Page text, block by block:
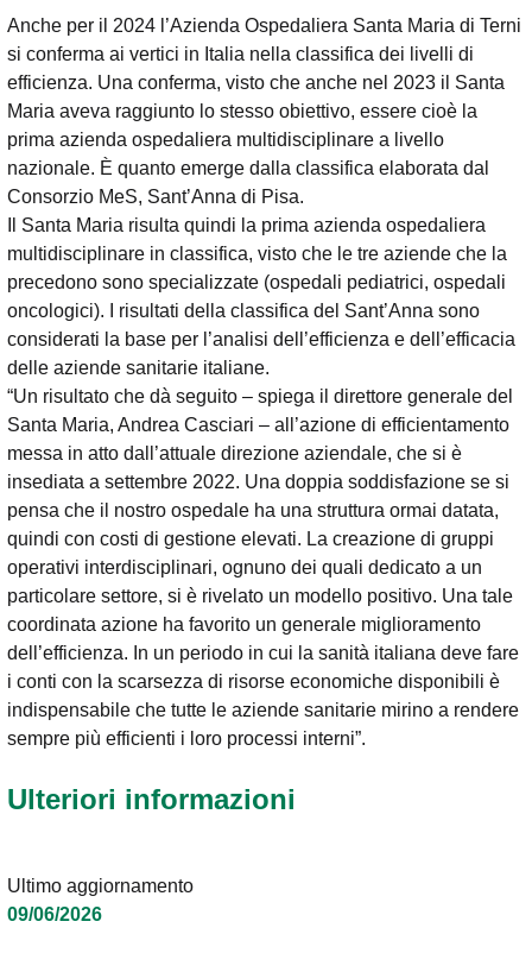
Anche per il 2024 l’Azienda Ospedaliera Santa Maria di Terni
si conferma ai vertici in Italia nella classifica dei livelli di
efficienza. Una conferma, visto che anche nel 2023 il Santa
Maria aveva raggiunto lo stesso obiettivo, essere cioè la
prima azienda ospedaliera multidisciplinare a livello
nazionale. È quanto emerge dalla classifica elaborata dal
Consorzio MeS, Sant’Anna di Pisa.
Il Santa Maria risulta quindi la prima azienda ospedaliera
multidisciplinare in classifica, visto che le tre aziende che la
precedono sono specializzate (ospedali pediatrici, ospedali
oncologici). I risultati della classifica del Sant’Anna sono
considerati la base per l’analisi dell’efficienza e dell’efficacia
delle aziende sanitarie italiane.
“Un risultato che dà seguito – spiega il direttore generale del
Santa Maria, Andrea Casciari – all’azione di efficientamento
messa in atto dall’attuale direzione aziendale, che si è
insediata a settembre 2022. Una doppia soddisfazione se si
pensa che il nostro ospedale ha una struttura ormai datata,
quindi con costi di gestione elevati. La creazione di gruppi
operativi interdisciplinari, ognuno dei quali dedicato a un
particolare settore, si è rivelato un modello positivo. Una tale
coordinata azione ha favorito un generale miglioramento
dell’efficienza. In un periodo in cui la sanità italiana deve fare
i conti con la scarsezza di risorse economiche disponibili è
indispensabile che tutte le aziende sanitarie mirino a rendere
sempre più efficienti i loro processi interni”.
Ulteriori informazioni
Ultimo aggiornamento
09/06/2026